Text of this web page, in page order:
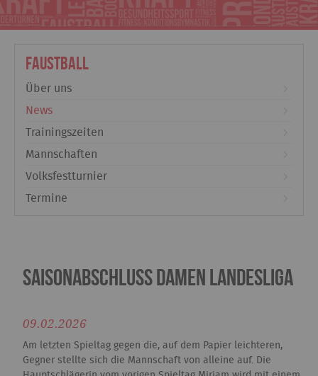
Faustball
Über uns
News
Trainingszeiten
Mannschaften
Volksfestturnier
Termine
Saisonabschluss Damen Landesliga
09.02.2026
Am letzten Spieltag gegen die, auf dem Papier leichteren,
Gegner stellte sich die Mannschaft von alleine auf. Die